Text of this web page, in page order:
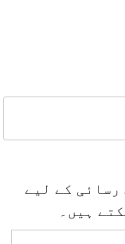
رسائی کے لیے
ہیں۔